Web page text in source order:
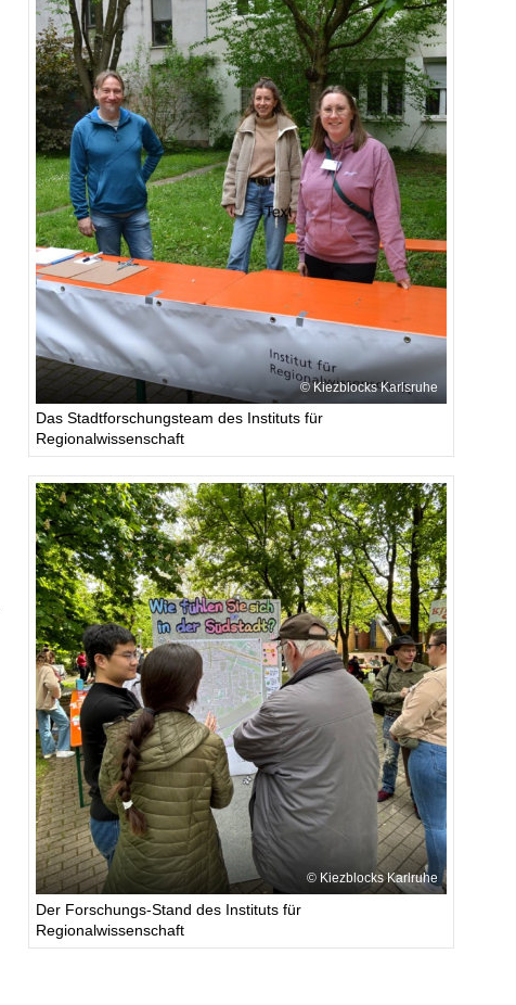
Kiezblocks Karlsruhe
Das Stadtforschungsteam des Instituts für
Regionalwissenschaft
Kiezblocks Karlruhe
Der Forschungs-Stand des Instituts für
Regionalwissenschaft